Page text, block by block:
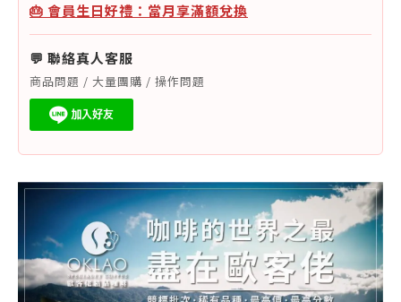
🎂 會員生日好禮：當月享滿額兌換
💬 聯絡真人客服
商品問題 / 大量團購 / 操作問題